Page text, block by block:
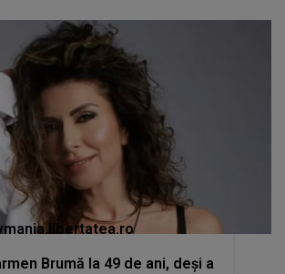
Brumă la 49 de ani, deși a